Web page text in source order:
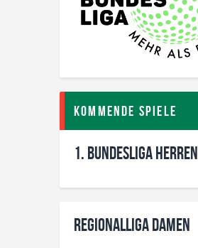
Kommende Spiele
1. Bundesliga Herren
Regionalliga Damen